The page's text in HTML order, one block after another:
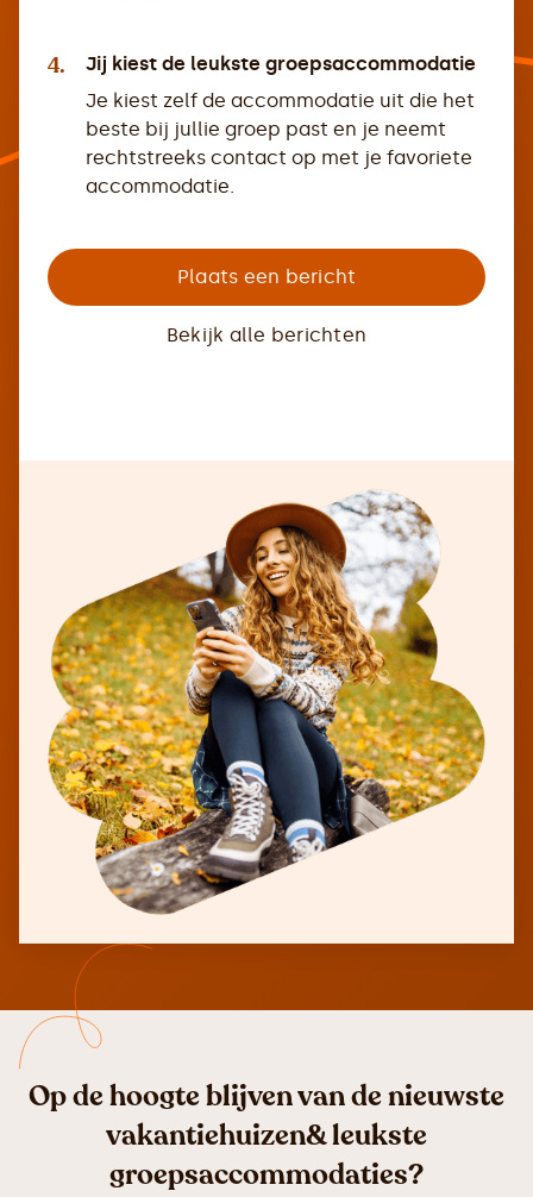
4.
Jij kiest de leukste groepsaccommodatie
Je kiest zelf de accommodatie uit die het
beste bij jullie groep past en je neemt
rechtstreeks contact op met je favoriete
accommodatie.
Plaats een bericht
Bekijk alle berichten
Op de hoogte blijven van de nieuwste
vakantiehuizen& leukste
groepsaccommodaties?